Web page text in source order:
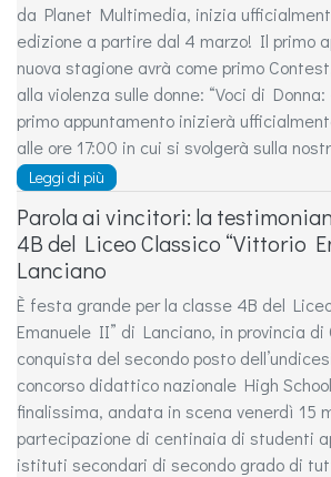
da Planet Multimedia, inizia
edizione a partire dal 4 marzo! Il primo
nuova stagione avrà come primo
alla violenza sulle donne: “Voci di
primo appuntamento inizierà
alle ore 17:00 in cui si svolgerà sulla
Leggi di più
Parola ai vincitori: la
4B del Liceo Classico “Vittorio
Lanciano
È festa grande per la classe 4B del
Emanuele II” di Lanciano, in provincia di
conquista del secondo posto
concorso didattico nazionale High
finalissima, andata in scena venerdì 15
partecipazione di centinaia di studenti
istituti secondari di secondo grado di